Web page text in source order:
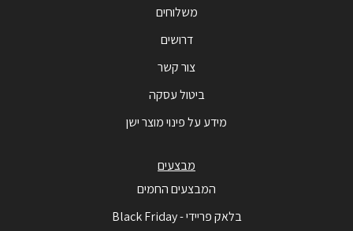
משלוחים
דרושים
צור קשר
ביטול עסקה
מידע על פינוי מוצר ישן
מבצעים
המבצעים החמים
בלאק פריידי - Black Friday